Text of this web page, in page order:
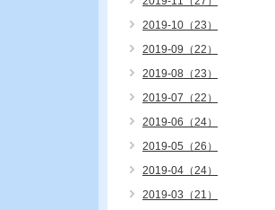
2019-10（23）
2019-09（22）
2019-08（23）
2019-07（22）
2019-06（24）
2019-05（26）
2019-04（24）
2019-03（21）